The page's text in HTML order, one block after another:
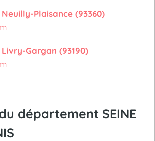
Plaisance (93360)
Gargan (93190)
département SEINE